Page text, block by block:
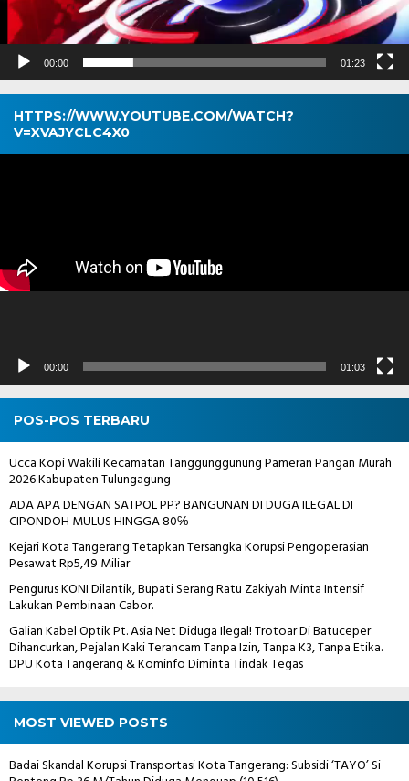
00:00 01:23
HTTPS://WWW.YOUTUBE.COM/WATCH?
V=XVAJYCLC4X0
Pemutar
00:00 01:03
POS-POS TERBARU
Ucca Kopi Wakili Kecamatan Tanggunggunung Pameran Pangan Murah
2026 Kabupaten Tulungagung
ADA APA DENGAN SATPOL PP? BANGUNAN DI DUGA ILEGAL DI
CIPONDOH MULUS HINGGA 80℅
Kejari Kota Tangerang Tetapkan Tersangka Korupsi Pengoperasian
Pesawat Rp5,49 Miliar
Pengurus KONI Dilantik, Bupati Serang Ratu Zakiyah Minta Intensif
Lakukan Pembinaan Cabor.
Galian Kabel Optik Pt. Asia Net Diduga Ilegal! Trotoar Di Batuceper
Dihancurkan, Pejalan Kaki Terancam Tanpa Izin, Tanpa K3, Tanpa Etika.
DPU Kota Tangerang & Kominfo Diminta Tindak Tegas
MOST VIEWED POSTS
Badai Skandal Korupsi Transportasi Kota Tangerang: Subsidi ‘TAYO’ Si